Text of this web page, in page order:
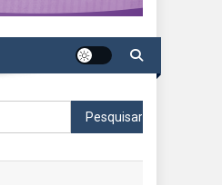
Pesquisar
por: